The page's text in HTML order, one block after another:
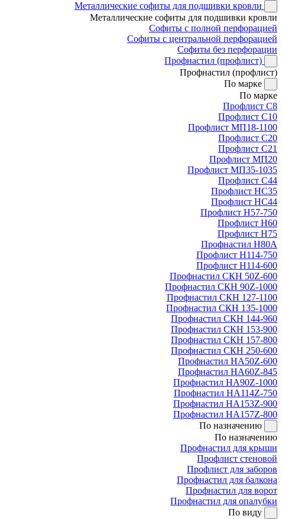
Металлические софиты для подшивки кровли
Металлические софиты для подшивки кровли
Софиты с полной перфорацией
Софиты с центральной перфорацией
Софиты без перфорации
Профнастил (профлист)
Профнастил (профлист)
По марке
По марке
Профлист С8
Профлист С10
Профлист МП18-1100
Профлист С20
Профлист С21
Профлист МП20
Профлист МП35-1035
Профлист С44
Профлист НС35
Профлист НС44
Профлист Н57-750
Профлист Н60
Профлист Н75
Профнастил Н80А
Профлист Н114-750
Профлист Н114-600
Профнастил СКН 50Z-600
Профнастил СКН 90Z-1000
Профнастил СКН 127-1100
Профнастил СКН 135-1000
Профнастил СКН 144-960
Профнастил СКН 153-900
Профнастил СКН 157-800
Профнастил СКН 250-600
Профнастил НА50Z-600
Профнастил НА60Z-845
Профнастил НА90Z-1000
Профнастил НА114Z-750
Профнастил НА153Z-900
Профнастил НА157Z-800
По назначению
По назначению
Профнастил для крыши
Профлист стеновой
Профлист для заборов
Профнастил для балкона
Профнастил для ворот
Профнастил для опалубки
По виду